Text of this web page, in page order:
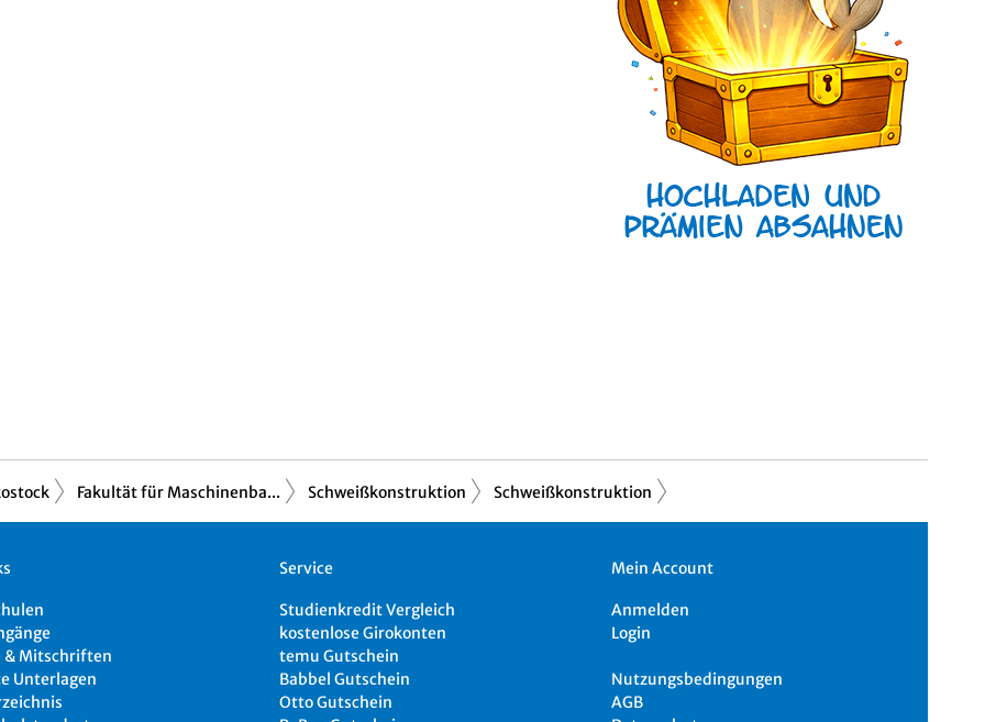
Fakultät für Maschinenba... Schweißkonstruktion Schweißkonstruktion
& Mitschriften
Unterlagen
Service
Studienkredit Vergleich
kostenlose Girokonten
temu Gutschein
Babbel Gutschein
Otto Gutschein
Mein Account
Anmelden
Login
Nutzungsbedingungen
AGB